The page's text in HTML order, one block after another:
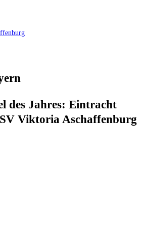
des Jah­res: Ein­tracht
Vik­to­ria Aschaffenburg